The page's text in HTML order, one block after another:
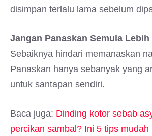
disimpan terlalu lama sebelum
Jangan Panaskan Semula
Sebaiknya hindari memanaskan
Panaskan hanya sebanyak yang
untuk santapan sendiri.
Baca juga: Dinding kotor sebab
percikan sambal? Ini 5 tips mudah